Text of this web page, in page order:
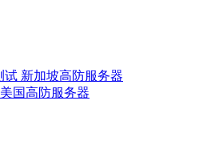
试 新加坡高防服务器
美国高防服务器